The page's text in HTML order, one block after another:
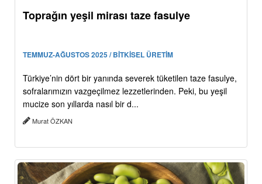
Toprağın yeşil mirası taze fasulye
TEMMUZ-AĞUSTOS 2025 / BİTKİSEL ÜRETİM
Türkiye’nin dört bir yanında severek tüketilen taze fasulye,
sofralarımızın vazgeçilmez lezzetlerinden. Peki, bu yeşil
mucize son yıllarda nasıl bir d...
Murat ÖZKAN